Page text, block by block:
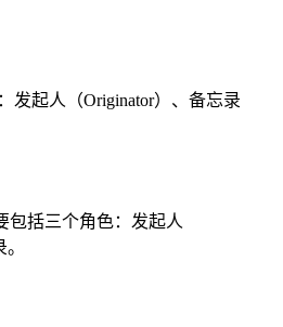
发起人（Originator）、备忘录
包括三个角色：发起人